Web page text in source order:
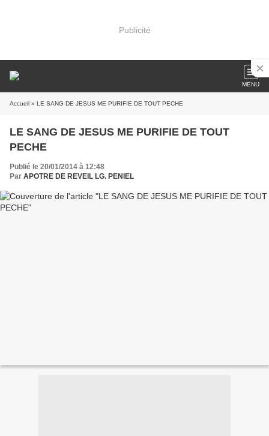
Publicité
MENU
Accueil » LE SANG DE JESUS ME PURIFIE DE TOUT PECHE
LE SANG DE JESUS ME PURIFIE DE TOUT
PECHE
Publié le 20/01/2014 à 12:48
Par APOTRE DE REVEIL LG. PENIEL